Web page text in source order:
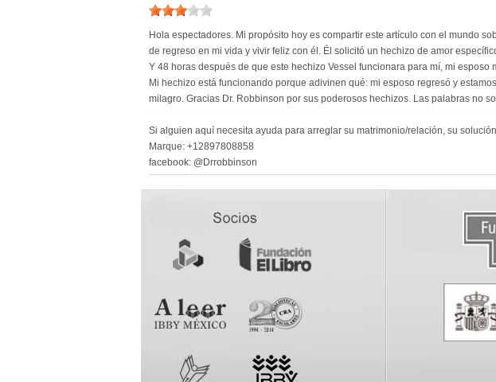
Hola espectadores. Mi propósito hoy es compartir este artículo con el mundo
de regreso en mi vida y vivir feliz con él. Él solicitó un hechizo de amor
Y 48 horas después de que este hechizo Vessel funcionara para mí, mi
Mi hechizo está funcionando porque adivinen qué: mi esposo regresó y
milagro. Gracias Dr. Robbinson por sus poderosos hechizos. Las palabras no
Si alguien aquí necesita ayuda para arreglar su matrimonio/relación, su
Marque: +12897808858
facebook: @Drrobbinson